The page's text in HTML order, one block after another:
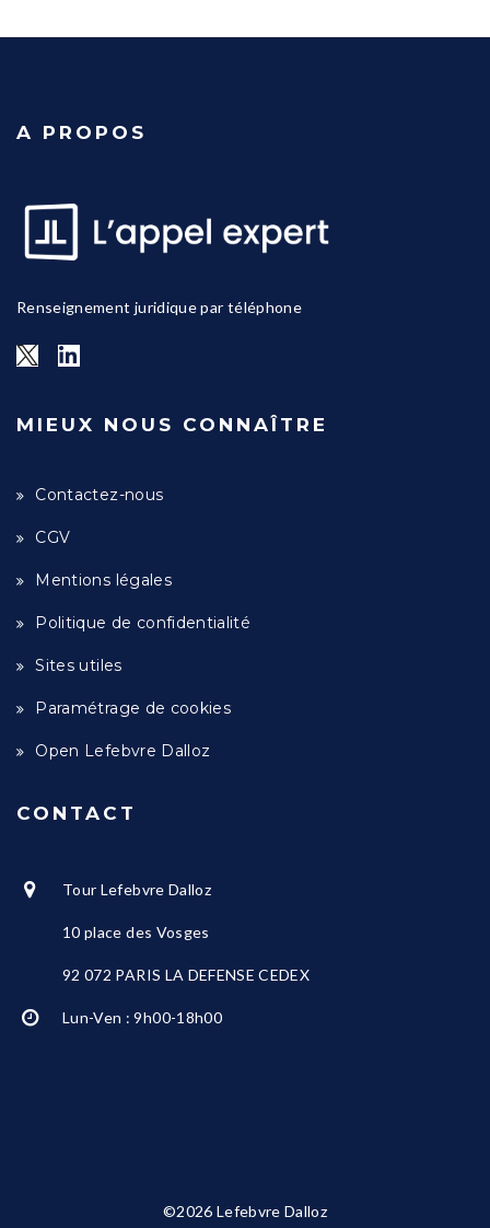
A PROPOS
Renseignement juridique par téléphone
MIEUX NOUS CONNAÎTRE
Contactez-nous
CGV
Mentions légales
Politique de confidentialité
Sites utiles
Paramétrage de cookies
Open Lefebvre Dalloz
CONTACT
Tour Lefebvre Dalloz
10 place des Vosges
92 072 PARIS LA DEFENSE CEDEX
Lun-Ven : 9h00-18h00
©2026 Lefebvre Dalloz